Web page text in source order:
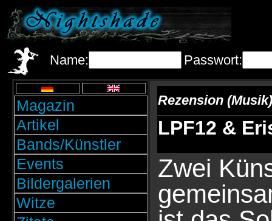
Name: Passwort:
Magazin
Artikel
Bands/Künstler
Events
Bildergalerien
Witze
Rezension (Musik)
LPF12 &
Zwei